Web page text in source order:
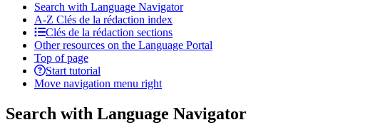
Search with Language Navigator
A-Z Clés de la rédaction index
Clés de la rédaction sections
Other resources on the Language Portal
Top of page
Start tutorial
Move navigation menu right
Search with Language Navigator